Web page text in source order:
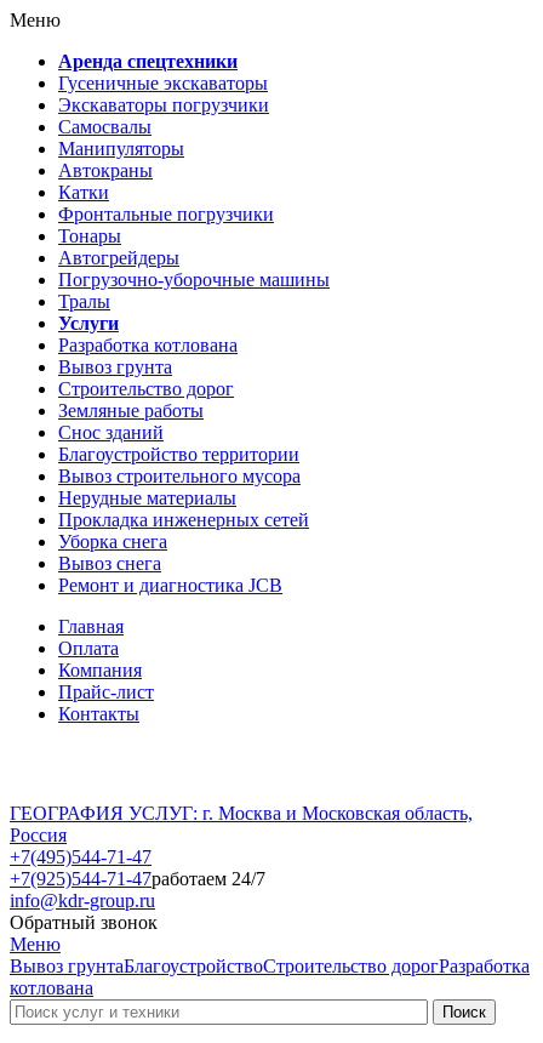
Меню
Аренда спецтехники
Гусеничные экскаваторы
Экскаваторы погрузчики
Самосвалы
Манипуляторы
Автокраны
Катки
Фронтальные погрузчики
Тонары
Автогрейдеры
Погрузочно-уборочные машины
Тралы
Услуги
Разработка котлована
Вывоз грунта
Строительство дорог
Земляные работы
Снос зданий
Благоустройство территории
Вывоз строительного мусора
Нерудные материалы
Прокладка инженерных сетей
Уборка снега
Вывоз снега
Ремонт и диагностика JCB
Главная
Оплата
Компания
Прайс-лист
Контакты
ГЕОГРАФИЯ УСЛУГ: г. Москва и Московская область,
Россия
+7(495)544-71-47
+7(925)544-71-47работаем 24/7
info@kdr-group.ru
Обратный звонок
Меню
Вывоз грунтаБлагоустройствоСтроительство дорогРазработка
котлована